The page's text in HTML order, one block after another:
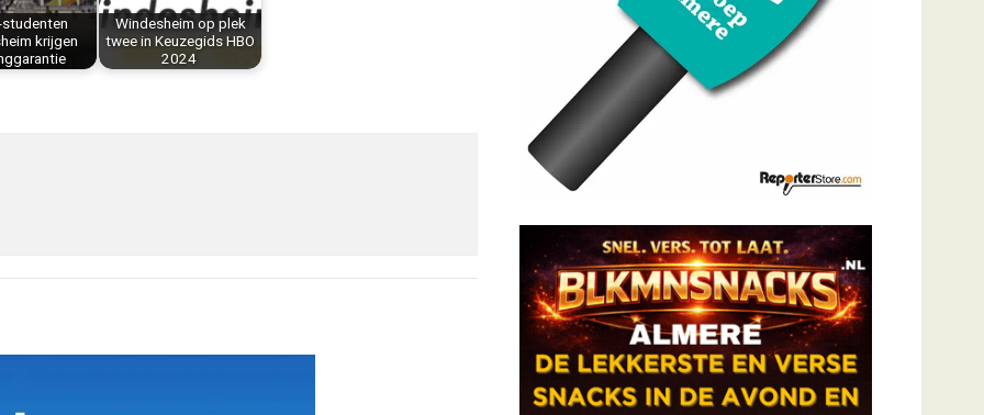
krijgen
Windesheim op plek
twee in Keuzegids HBO
2024